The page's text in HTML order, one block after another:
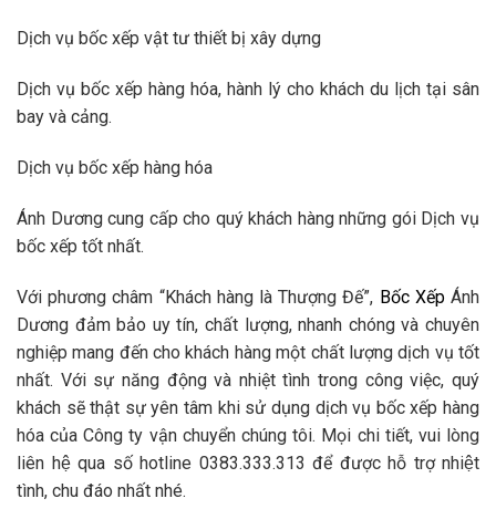
Dịch vụ bốc xếp vật tư thiết bị xây dựng
Dịch vụ bốc xếp hàng hóa, hành lý cho khách du lịch tại sân
bay và cảng.
Dịch vụ bốc xếp hàng hóa
Ánh Dương cung cấp cho quý khách hàng những gói Dịch vụ
bốc xếp tốt nhất.
Với phương châm “Khách hàng là Thượng Đế”, Bốc XếpÁnh
Dương đảm bảo uy tín, chất lượng, nhanh chóng và chuyên
nghiệp mang đến cho khách hàng một chất lượng dịch vụ tốt
nhất. Với sự năng động và nhiệt tình trong công việc, quý
khách sẽ thật sự yên tâm khi sử dụng dịch vụ bốc xếp hàng
hóa của Công ty vận chuyển chúng tôi. Mọi chi tiết, vui lòng
liên hệ qua số hotline 0383.333.313 để được hỗ trợ nhiệt
tình, chu đáo nhất nhé.